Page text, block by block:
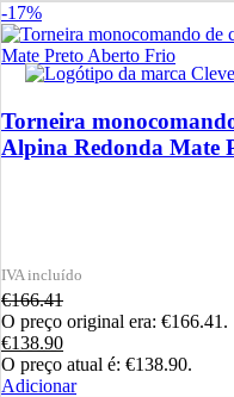
-17%
Torneira
Alpina Redonda Mate
€166.41
O preço original era: €166.41.
€138.90
O preço atual é: €138.90.
Adicionar